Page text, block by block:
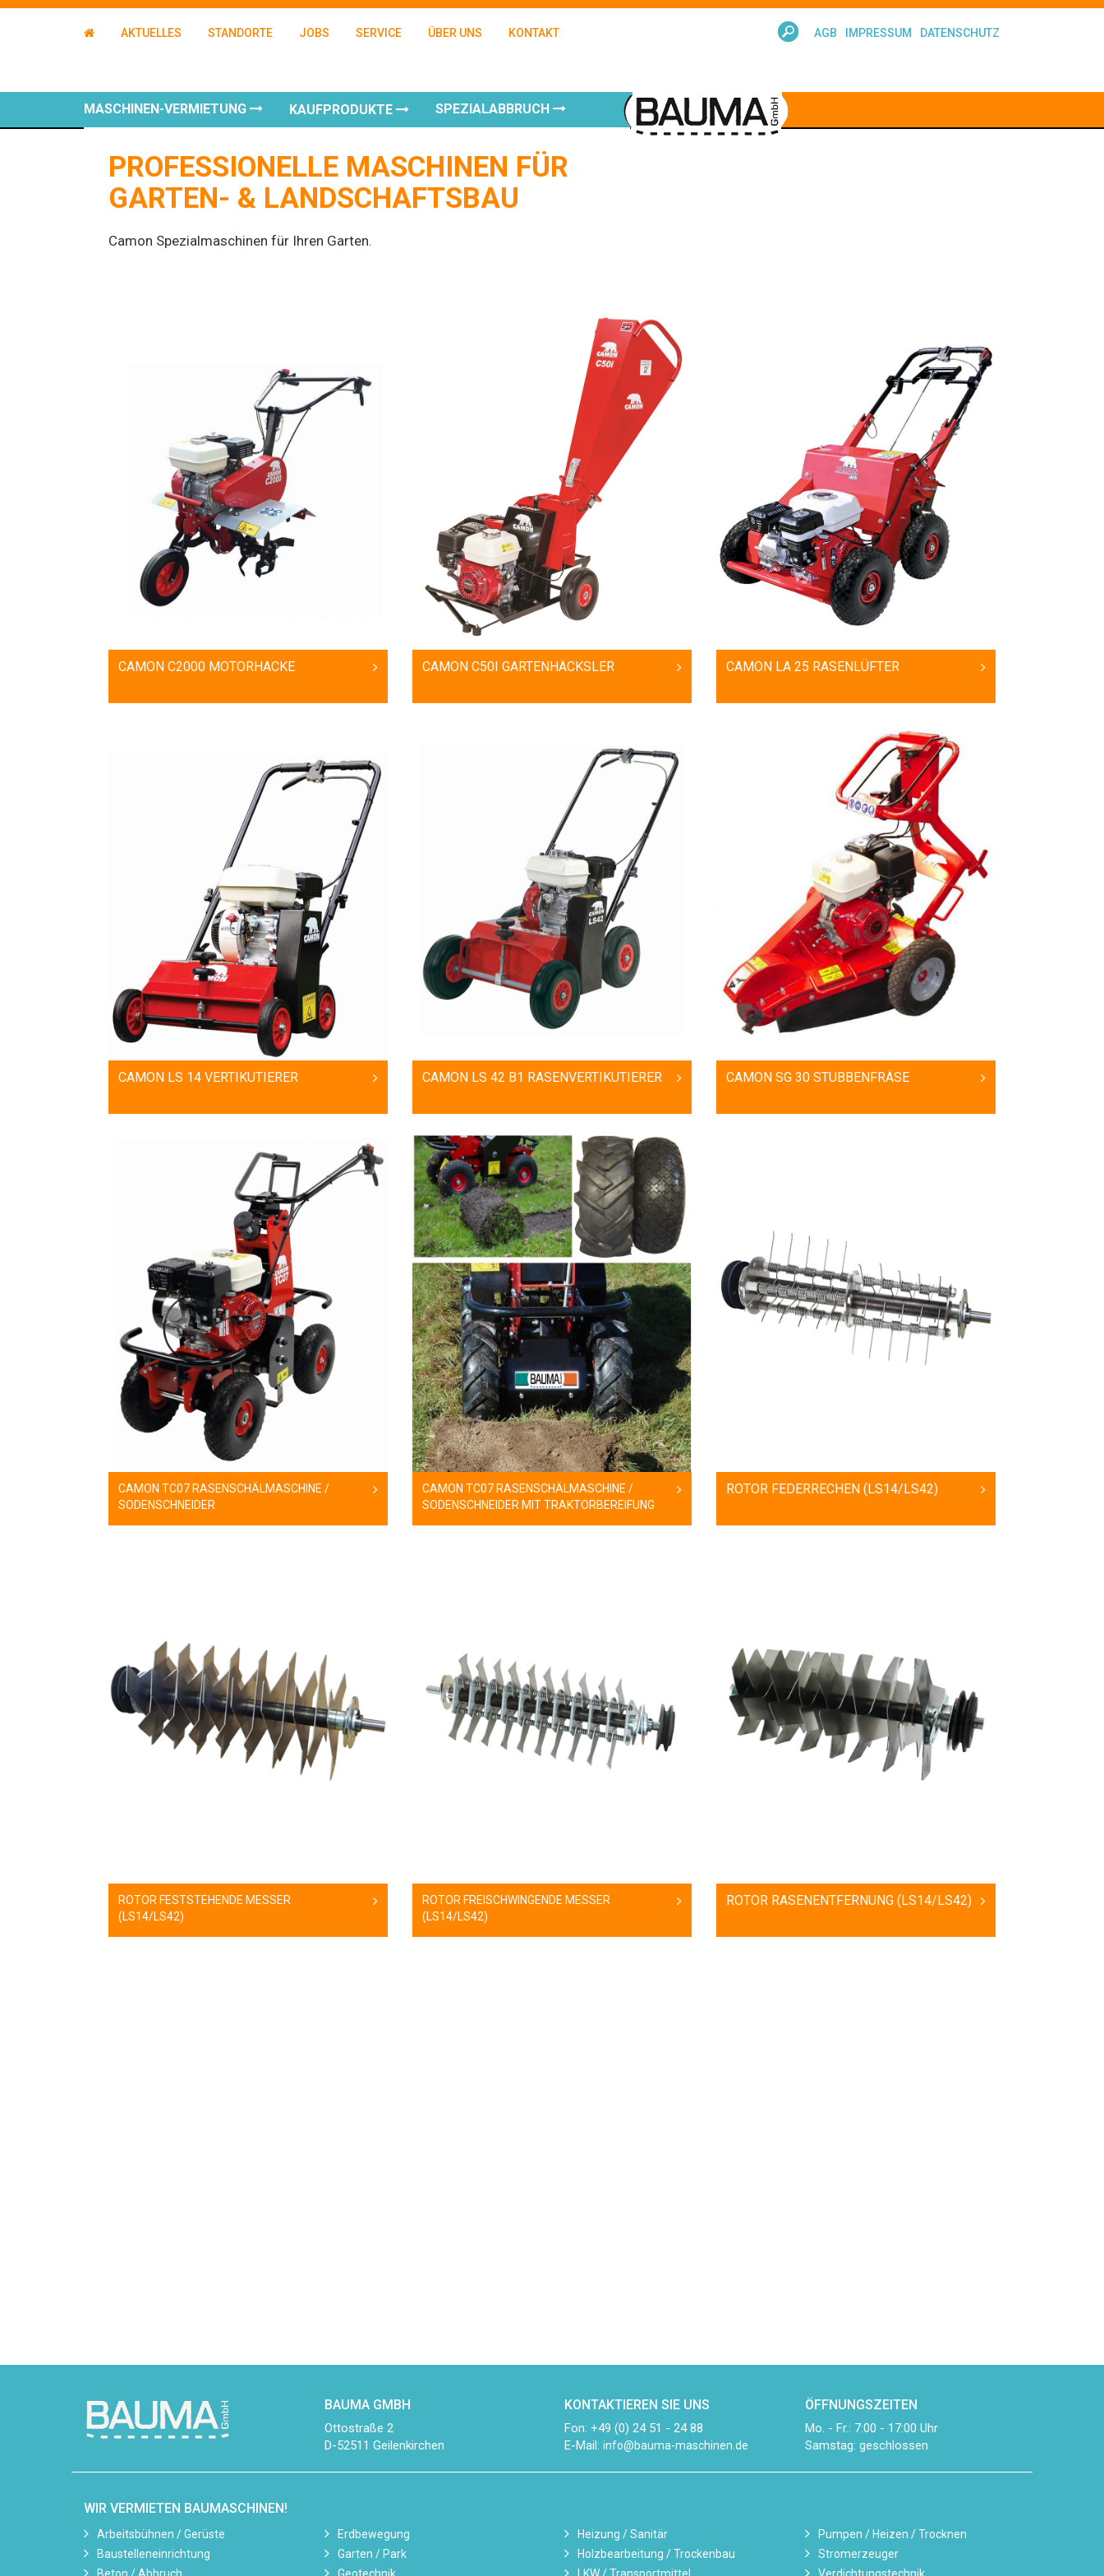
AKTUELLES STANDORTE JOBS SERVICE ÜBER UNS KONTAKT AGB IMPRESSUM DATENSCHUTZ
MASCHINEN-VERMIETUNG KAUFPRODUKTE SPEZIALABBRUCH
PROFESSIONELLE MASCHINEN FÜR
GARTEN- & LANDSCHAFTSBAU
Camon Spezialmaschinen für Ihren Garten.
CAMON C2000 MOTORHACKE CAMON C50I GARTENHÄCKSLER CAMON LA 25 RASENLÜFTER
CAMON LS 14 VERTIKUTIERER CAMON LS 42 B1 RASENVERTIKUTIERER CAMON SG 30 STUBBENFRÄSE
CAMON TC07 RASENSCHÄLMASCHINE /
SODENSCHNEIDER
CAMON TC07 RASENSCHÄLMASCHINE /
SODENSCHNEIDER MIT TRAKTORBEREIFUNG
ROTOR FEDERRECHEN (LS14/LS42)
ROTOR FESTSTEHENDE MESSER
(LS14/LS42)
ROTOR FREISCHWINGENDE MESSER
(LS14/LS42)
ROTOR RASENENTFERNUNG (LS14/LS42)
BAUMA GMBH
Ottostraße 2
D-52511 Geilenkirchen
KONTAKTIEREN SIE UNS
Fon: +49 (0) 24 51 - 24 88
E-Mail: info@bauma-maschinen.de
ÖFFNUNGSZEITEN
Mo. - Fr.: 7:00 - 17:00 Uhr
Samstag: geschlossen
WIR VERMIETEN BAUMASCHINEN!
Arbeitsbühnen / Gerüste
Baustelleneinrichtung
Beton / Abbruch
Erdbewegung
Garten / Park
Geotechnik
Heizung / Sanitär
Holzbearbeitung / Trockenbau
LKW / Transportmittel
Pumpen / Heizen / Trocknen
Stromerzeuger
Verdichtungstechnik